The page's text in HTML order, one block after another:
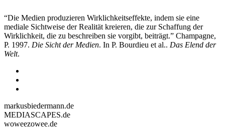
“Die Medien produzieren Wirklichkeitseffekte, indem sie eine
mediale Sichtweise der Realität kreieren, die zur Schaffung der
Wirklichkeit, die zu beschreiben sie vorgibt, beiträgt.” Champagne,
P. 1997. Die Sicht der Medien. In P. Bourdieu et al.. Das Elend der
Welt.
markusbiedermann.de
MEDIASCAPES.de
woweezowee.de